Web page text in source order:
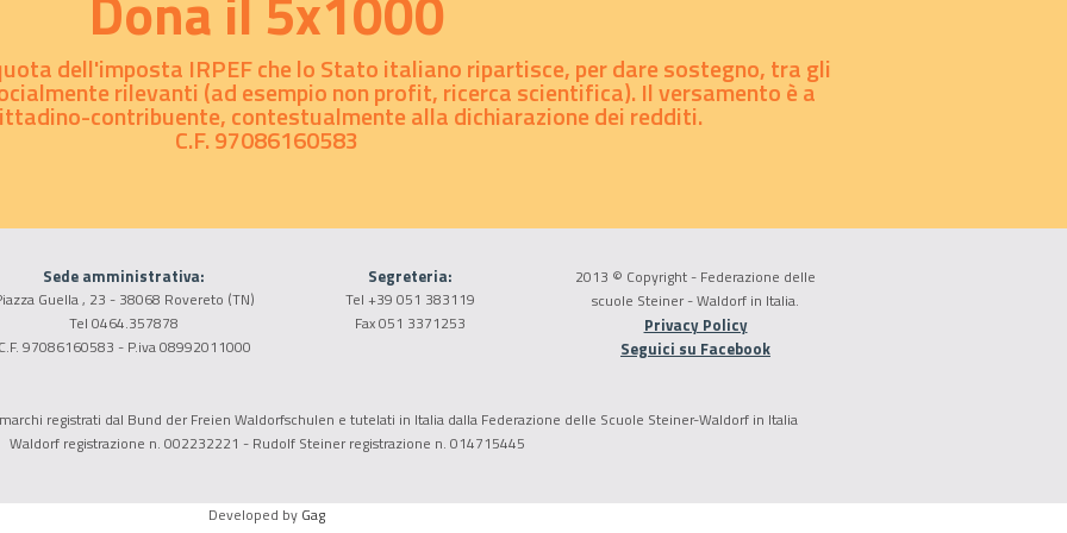
dell'imposta IRPEF che lo Stato italiano ripartisce, per dare sostegno, tra gli
rilevanti (ad esempio non profit, ricerca scientifica). Il versamento è a
contribuente, contestualmente alla dichiarazione dei redditi.
C.F. 97086160583
Sede amministrativa:
Guella , 23 - 38068 Rovereto (TN)
Tel 0464.357878
C.F. 97086160583 - P.iva 08992011000
Segreteria:
Tel +39 051 383119
Fax 051 3371253
2013 © Copyright - Federazione delle
scuole Steiner - Waldorf in Italia.
Privacy Policy
Seguici su Facebook
registrati dal Bund der Freien Waldorfschulen e tutelati in Italia dalla Federazione delle Scuole Steiner-Waldorf in Italia
Waldorf registrazione n. 002232221 - Rudolf Steiner registrazione n. 014715445
Developed by Gag